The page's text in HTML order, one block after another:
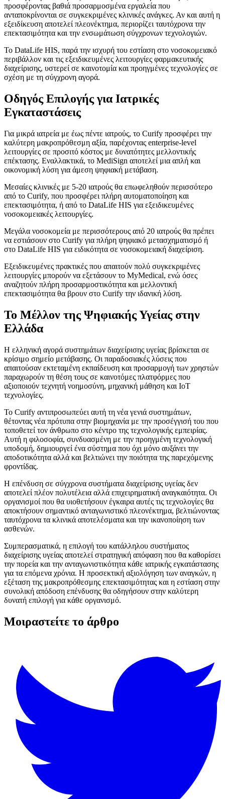
προσφέροντας βαθιά προσαρμοσμένα εργαλεία που
ανταποκρίνονται σε συγκεκριμένες κλινικές ανάγκες. Αν και αυτή η
εξειδίκευση αποτελεί πλεονέκτημα, περιορίζει ταυτόχρονα την
επεκτασιμότητα και την ενσωμάτωση σύγχρονων τεχνολογιών.
Το DataLife HIS, παρά την ισχυρή του εστίαση στο νοσοκομειακό
περιβάλλον και τις εξειδικευμένες λειτουργίες φαρμακευτικής
διαχείρισης, υστερεί σε καινοτομία και προηγμένες τεχνολογίες σε
σχέση με τη σύγχρονη αγορά.
Οδηγός Επιλογής για Ιατρικές
Εγκαταστάσεις
Για μικρά ιατρεία με έως πέντε ιατρούς, το Curify προσφέρει την
καλύτερη μακροπρόθεσμη αξία, παρέχοντας enterprise-level
λειτουργίες σε προσιτό κόστος με δυνατότητες μελλοντικής
επέκτασης. Εναλλακτικά, το MediSign αποτελεί μια απλή και
οικονομική λύση για άμεση ψηφιακή μετάβαση.
Μεσαίες κλινικές με 5-20 ιατρούς θα επωφεληθούν περισσότερο
από το Curify, που προσφέρει πλήρη αυτοματοποίηση και
επεκτασιμότητα, ή από το DataLife HIS για εξειδικευμένες
νοσοκομειακές λειτουργίες.
Μεγάλα νοσοκομεία με περισσότερους από 20 ιατρούς θα πρέπει
να εστιάσουν στο Curify για πλήρη ψηφιακό μετασχηματισμό ή
στο DataLife HIS για ειδικότητα σε νοσοκομειακή διαχείριση.
Εξειδικευμένες πρακτικές που απαιτούν πολύ συγκεκριμένες
λειτουργίες μπορούν να εξετάσουν το MyMedical, ενώ όσες
αναζητούν πλήρη προσαρμοστικότητα και μελλοντική
επεκτασιμότητα θα βρουν στο Curify την ιδανική λύση.
Το Μέλλον της Ψηφιακής Υγείας στην
Ελλάδα
Η ελληνική αγορά συστημάτων διαχείρισης υγείας βρίσκεται σε
κρίσιμο σημείο μετάβασης. Οι παραδοσιακές λύσεις που
απαιτούσαν εκτεταμένη εκπαίδευση και προσαρμογή των χρηστών
παραχωρούν τη θέση τους σε καινοτόμες πλατφόρμες που
αξιοποιούν τεχνητή νοημοσύνη, μηχανική μάθηση και IoT
τεχνολογίες.
Το Curify αντιπροσωπεύει αυτή τη νέα γενιά συστημάτων,
θέτοντας νέα πρότυπα στην βιομηχανία με την προσέγγισή του που
τοποθετεί τον άνθρωπο στο κέντρο της τεχνολογικής εμπειρίας.
Αυτή η φιλοσοφία, συνδυασμένη με την προηγμένη τεχνολογική
υποδομή, δημιουργεί ένα σύστημα που όχι μόνο αυξάνει την
αποδοτικότητα αλλά και βελτιώνει την ποιότητα της παρεχόμενης
φροντίδας.
Η επένδυση σε σύγχρονα συστήματα διαχείρισης υγείας δεν
αποτελεί πλέον πολυτέλεια αλλά επιχειρηματική αναγκαιότητα. Οι
οργανισμοί που θα υιοθετήσουν έγκαιρα αυτές τις τεχνολογίες θα
αποκτήσουν σημαντικό ανταγωνιστικό πλεονέκτημα, βελτιώνοντας
ταυτόχρονα τα κλινικά αποτελέσματα και την ικανοποίηση των
ασθενών.
Συμπερασματικά, η επιλογή του κατάλληλου συστήματος
διαχείρισης υγείας αποτελεί στρατηγική απόφαση που θα καθορίσει
την πορεία και την ανταγωνιστικότητα κάθε ιατρικής εγκατάστασης
για τα επόμενα χρόνια. Η προσεκτική αξιολόγηση των αναγκών, η
εξέταση της μακροπρόθεσμης επεκτασιμότητας και η εστίαση στην
συνολική απόδοση επένδυσης θα οδηγήσουν στην καλύτερη
δυνατή επιλογή για κάθε οργανισμό.
Μοιραστείτε το άρθρο